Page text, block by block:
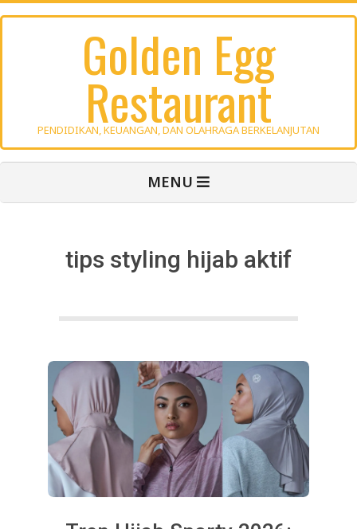
Skip
Golden Egg
Restaurant
PENDIDIKAN, KEUANGAN, DAN OLAHRAGA BERKELANJUTAN
MENU
tips styling hijab aktif